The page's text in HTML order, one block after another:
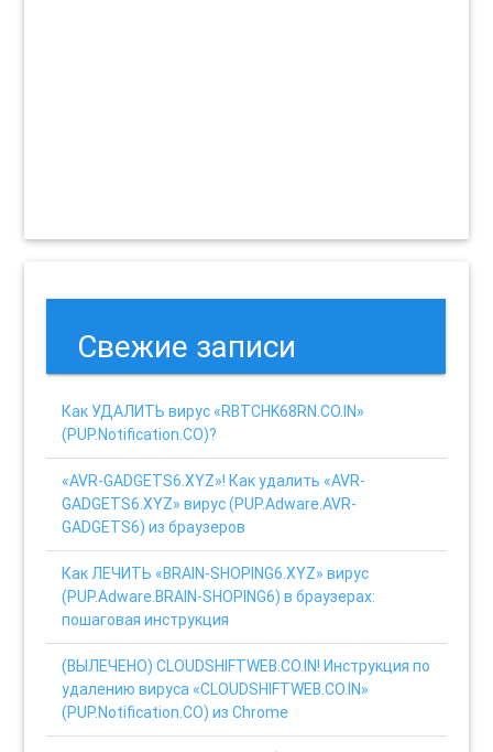
Свежие записи
Как УДАЛИТЬ вирус «RBTCHK68RN.CO.IN»
(PUP.Notification.CO)?
«AVR-GADGETS6.XYZ»! Как удалить «AVR-
GADGETS6.XYZ» вирус (PUP.Adware.AVR-
GADGETS6) из браузеров
Как ЛЕЧИТЬ «BRAIN-SHOPING6.XYZ» вирус
(PUP.Adware.BRAIN-SHOPING6) в браузерах:
пошаговая инструкция
(ВЫЛЕЧЕНО) CLOUDSHIFTWEB.CO.IN! Инструкция по
удалению вируса «CLOUDSHIFTWEB.CO.IN»
(PUP.Notification.CO) из Chrome